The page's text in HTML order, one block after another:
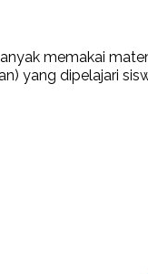
memakai
yang dipelajari